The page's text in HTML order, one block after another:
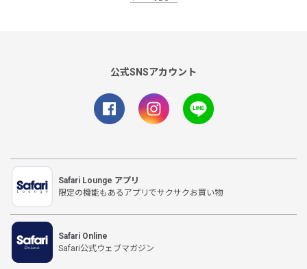
公式SNSアカウント
Safari Lounge アプリ
限定の機能もあるアプリでサクサクお買い物
Safari Online
Safari公式ウェブマガジン